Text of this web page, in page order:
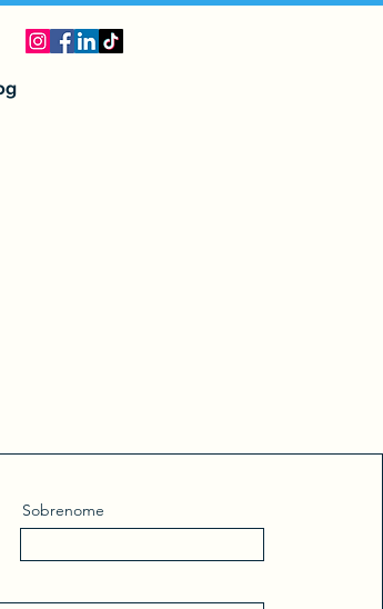
Sobrenome